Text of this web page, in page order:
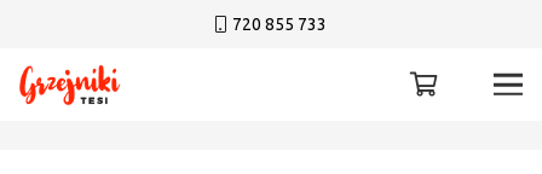
720 855 733